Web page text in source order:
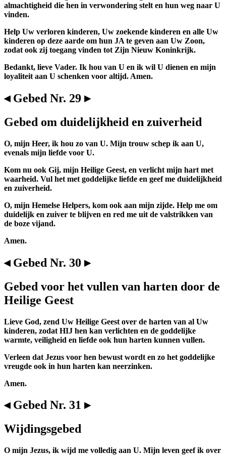
almachtigheid die hen in verwondering stelt en hun weg naar U
vinden.
Help Uw verloren kinderen, Uw zoekende kinderen en alle Uw
kinderen op deze aarde om hun JA te geven aan Uw Zoon,
zodat ook zij toegang vinden tot Zijn Nieuw Koninkrijk.
Bedankt, lieve Vader. Ik hou van U en ik wil U dienen en mijn
loyaliteit aan U schenken voor altijd. Amen.
◂ Gebed Nr. 29 ▸
Gebed om duidelijkheid en zuiverheid
O, mijn Heer, ik hou zo van U. Mijn trouw schep ik aan U,
evenals mijn liefde voor U.
Kom nu ook Gij, mijn Heilige Geest, en verlicht mijn hart met
waarheid. Vul het met goddelijke liefde en geef me duidelijkheid
en zuiverheid.
O, mijn Hemelse Helpers, kom ook aan mijn zijde. Help me om
duidelijk en zuiver te blijven en red me uit de valstrikken van
de boze vijand.
Amen.
◂ Gebed Nr. 30 ▸
Gebed voor het vullen van harten door de
Heilige Geest
Lieve God, zend Uw Heilige Geest over de harten van al Uw
kinderen, zodat HIJ hen kan verlichten en de goddelijke
warmte, veiligheid en liefde ook hun harten kunnen vullen.
Verleen dat Jezus voor hen bewust wordt en zo het goddelijke
vreugde ook in hun harten kan neerzinken.
Amen.
◂ Gebed Nr. 31 ▸
Wijdingsgebed
O mijn Jezus, ik wijd me volledig aan U. Mijn leven geef ik over